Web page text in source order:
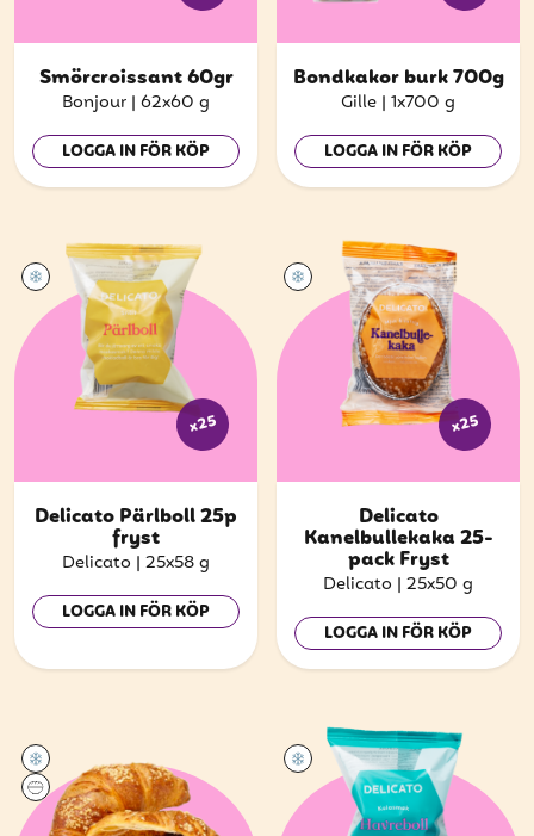
Smörcroissant 60gr
Bonjour | 62x60 g
LOGGA IN FÖR KÖP
Bondkakor burk 700g
Gille | 1x700 g
LOGGA IN FÖR KÖP
x25
Delicato Pärlboll 25p
fryst
Delicato | 25x58 g
LOGGA IN FÖR KÖP
x25
Delicato
Kanelbullekaka 25-
pack Fryst
Delicato | 25x50 g
LOGGA IN FÖR KÖP